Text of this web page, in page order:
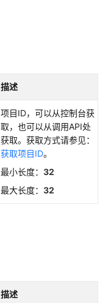
描述
项目ID，可以从控制台获
取，也可以从调用API处
获取。获取方式请参见：
获取项目ID。
最小长度： 32
最大长度： 32
描述